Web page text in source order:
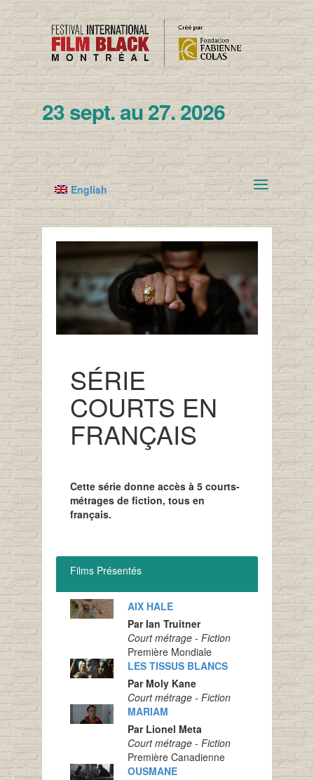
23 sept. au 27. 2026
English
SÉRIE
COURTS EN
FRANÇAIS
Cette série donne accès à 5 courts-
métrages de fiction, tous en
français.
Films Présentés
AIX HALE
Par Ian Truitner
Court métrage - Fiction
Première Mondiale
LES TISSUS BLANCS
Par Moly Kane
Court métrage - Fiction
MARIAM
Par Lionel Meta
Court métrage - Fiction
Première Canadienne
OUSMANE